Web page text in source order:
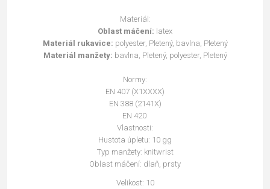
Materiál:
Oblast máčení: latex
Materiál rukavice: polyester, Pletený, bavlna, Pletený
Materiál manžety: bavlna, Pletený, polyester, Pletený
Normy:
EN 407 (X1XXXX)
EN 388 (2141X)
EN 420
Vlastnosti:
Hustota úpletu: 10 gg
Typ manžety: knitwrist
Oblast máčení: dlaň, prsty
Velikost: 10